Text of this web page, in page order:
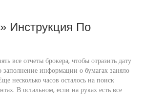
Инструкция По
все отчеты брокера, чтобы отразить дату
заполнение информации о бумагах заняло
несколько часов осталось на поиск
В остальном, если на руках есть все